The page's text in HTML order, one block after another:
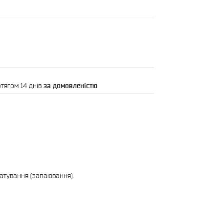
14 днів за домовленістю
(запаювання).